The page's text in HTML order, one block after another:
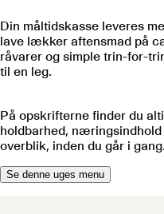
Din måltidskasse leveres
lave lækker aftensmad på
råvarer og simple trin-for-
til en leg.
På opskrifterne finder du
holdbarhed,
overblik, inden du går i
Se denne uges menu